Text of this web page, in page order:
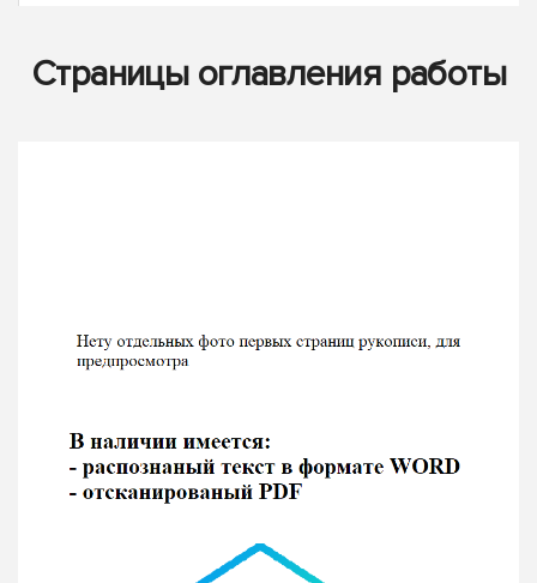
Страницы оглавления работы